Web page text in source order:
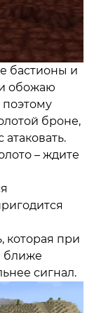
бастионы и
обожаю
поэтому
броне,
– ждите
которая при
ближе
сигнал.